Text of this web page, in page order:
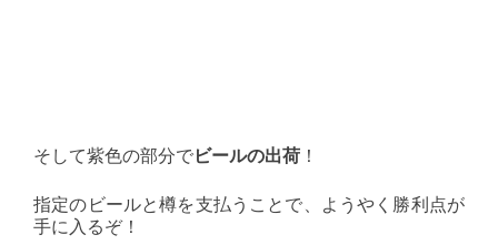
そして紫色の部分でビールの出荷 ！
指定のビールと樽を支払うことで、ようやく勝利点が
手に入るぞ！